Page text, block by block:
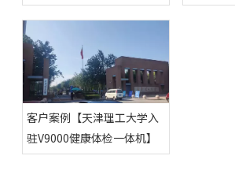
个幸福大院
心
客户案例【天津理工大学入
驻V9000健康体检一体机】